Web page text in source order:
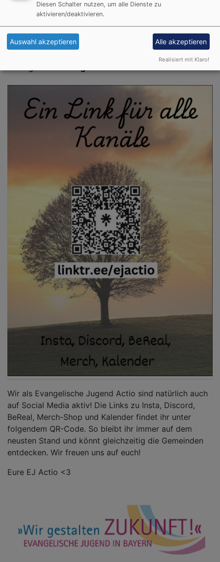
Der JugenKeller öffnet seine Tore für die Konfis
Wir als Evangelische Jugend Actio sind natürlich auch
auf Social Media aktiv! Die Links zu Insta, Discord,
BeReal, Merch-Shop und Kalender findet ihr unter
folgendem QR-Code. So bleibt ihr immer auf dem
neusten Stand und könnt gleichzeitig die Gemeinden
entdecken. Wir freuen uns auf euch!
Eure EJ Actio <3
Diesen Schalter nutzen, um alle Dienste zu
aktivieren/deaktivieren.
Auswahl akzeptieren Alle akzeptieren
Realisiert mit Klaro!